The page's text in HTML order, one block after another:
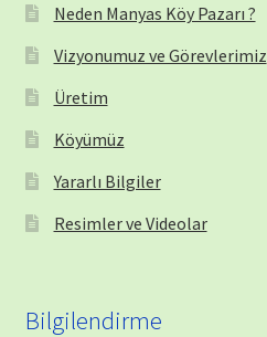
Neden Manyas Köy Pazarı ?
Vizyonumuz ve Görevlerimiz
Üretim
Köyümüz
Yararlı Bilgiler
Resimler ve Videolar
Bilgilendirme